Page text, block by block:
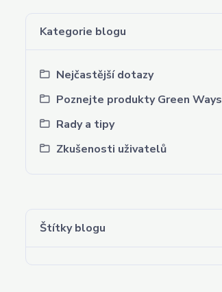
Kategorie blogu
Nejčastější dotazy
Poznejte produkty Green Ways
Rady a tipy
Zkušenosti uživatelů
Štítky blogu